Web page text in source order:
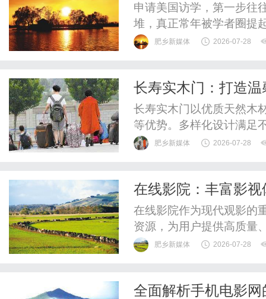
申请美国访学，第一步往
堆，真正常年被学者圈提
威榜单，只是基于业内口
个嵌在北美学术网络里
肥乡新媒体 2026-07-28
长寿实木门：打造
长寿实木门以优质天然木
等优势。多样化设计满足
选择。肥乡新媒体 2026-07-28
在线影院：丰富影
在线影院作为现代观影的
资源，为用户提供高质量
展。肥乡新媒体 2026-07-28
全面解析手机电影